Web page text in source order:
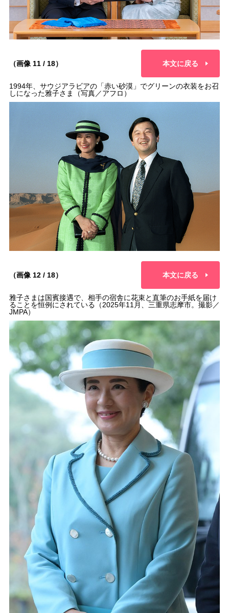
（画像 11 / 18） 本文に戻る
1994年、サウジアラビアの「赤い砂漠」でグリーンの衣装をお召
しになった雅子さま（写真／アフロ）
（画像 12 / 18） 本文に戻る
雅子さまは国賓接遇で、相手の宿舎に花束と直筆のお手紙を届け
ることを恒例にされている（2025年11月、三重県志摩市。撮影／
JMPA）